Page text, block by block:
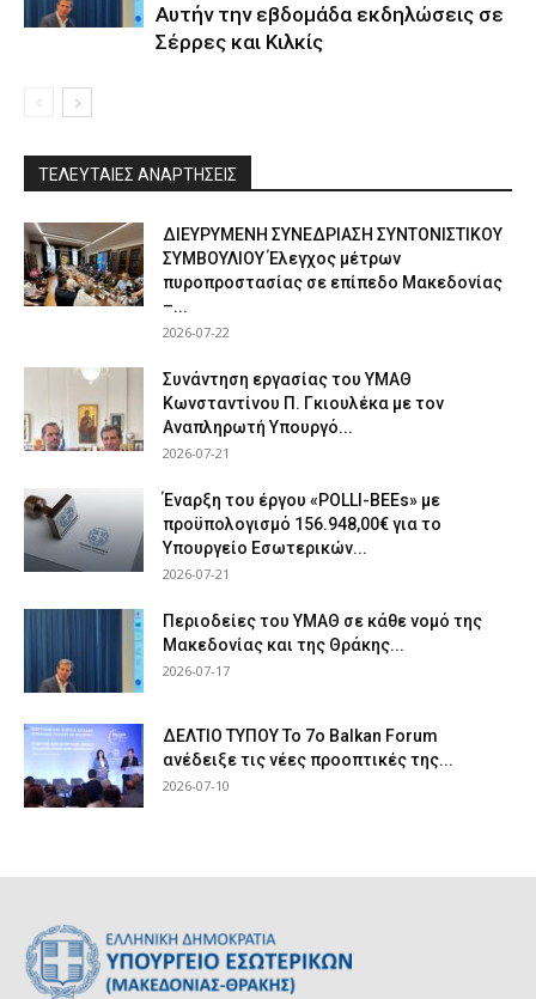
Αυτήν την εβδομάδα εκδηλώσεις σε
Σέρρες και Κιλκίς
ΤΕΛΕΥΤΑΙΕΣ ΑΝΑΡΤΗΣΕΙΣ
ΔΙΕΥΡΥΜΕΝΗ ΣΥΝΕΔΡΙΑΣΗ ΣΥΝΤΟΝΙΣΤΙΚΟΥ
ΣΥΜΒΟΥΛΙΟΥ Έλεγχος μέτρων
πυροπροστασίας σε επίπεδο Μακεδονίας
–...
2026-07-22
Συνάντηση εργασίας του ΥΜΑΘ
Κωνσταντίνου Π. Γκιουλέκα με τον
Αναπληρωτή Υπουργό...
2026-07-21
Έναρξη του έργου «POLLI-BEEs» με
προϋπολογισμό 156.948,00€ για το
Υπουργείο Εσωτερικών...
2026-07-21
Περιοδείες του ΥΜΑΘ σε κάθε νομό της
Μακεδονίας και της Θράκης...
2026-07-17
ΔΕΛΤΙΟ ΤΥΠΟΥ Το 7ο Balkan Forum
ανέδειξε τις νέες προοπτικές της...
2026-07-10